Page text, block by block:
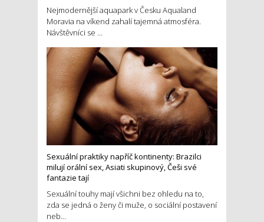
Nejmodernější aquapark v Česku Aqualand
Moravia na víkend zahalí tajemná atmosféra.
Návštěvníci se ...
Sexuální praktiky napříč kontinenty: Brazilci
milují orální sex, Asiati skupinový, Češi své
fantazie tají
Sexuální touhy mají všichni bez ohledu na to,
zda se jedná o ženy či muže, o sociální postavení
neb...